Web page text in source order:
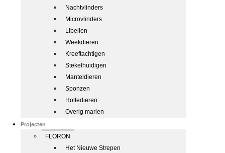
Nachtvlinders
Microvlinders
Libellen
Weekdieren
Kreeftachtigen
Stekelhuidigen
Manteldieren
Sponzen
Holtedieren
Overig marien
Projecten
FLORON
Het Nieuwe Strepen